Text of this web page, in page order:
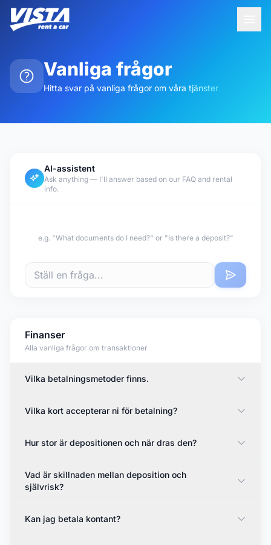
Vanliga frågor
Hitta svar på vanliga frågor om våra tjänster
AI-assistent
Ask anything — I'll answer based on our FAQ and rental
info.
e.g. "What documents do I need?" or "Is there a deposit?"
Finanser
Alla vanliga frågor om transaktioner
Vilka betalningsmetoder finns.
Vilka kort accepterar ni för betalning?
Hur stor är depositionen och när dras den?
Vad är skillnaden mellan deposition och
självrisk?
Kan jag betala kontant?